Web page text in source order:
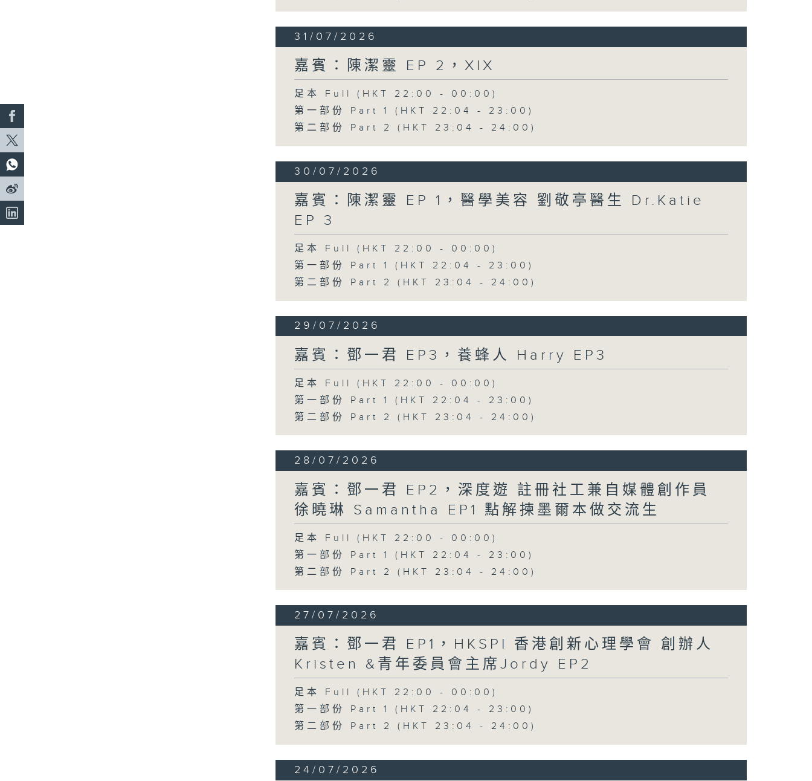
31/07/2026
嘉賓：陳潔靈 EP 2，XIX
足本 Full (HKT 22:00 - 00:00)
第一部份 Part 1 (HKT 22:04 - 23:00)
第二部份 Part 2 (HKT 23:04 - 24:00)
30/07/2026
嘉賓：陳潔靈 EP 1，醫學美容 劉敬亭醫生 Dr.Katie
EP 3
足本 Full (HKT 22:00 - 00:00)
第一部份 Part 1 (HKT 22:04 - 23:00)
第二部份 Part 2 (HKT 23:04 - 24:00)
29/07/2026
嘉賓：鄧一君 EP3，養蜂人 Harry EP3
足本 Full (HKT 22:00 - 00:00)
第一部份 Part 1 (HKT 22:04 - 23:00)
第二部份 Part 2 (HKT 23:04 - 24:00)
28/07/2026
嘉賓：鄧一君 EP2，深度遊 註冊社工兼自媒體創作員
徐曉琳 Samantha EP1 點解揀墨爾本做交流生
足本 Full (HKT 22:00 - 00:00)
第一部份 Part 1 (HKT 22:04 - 23:00)
第二部份 Part 2 (HKT 23:04 - 24:00)
27/07/2026
嘉賓：鄧一君 EP1，HKSPI 香港創新心理學會 創辦人
Kristen &青年委員會主席Jordy EP2
足本 Full (HKT 22:00 - 00:00)
第一部份 Part 1 (HKT 22:04 - 23:00)
第二部份 Part 2 (HKT 23:04 - 24:00)
24/07/2026